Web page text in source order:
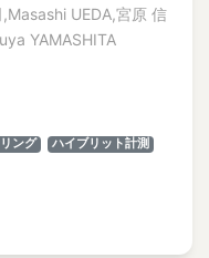
UEDA,宮原 信
YAMASHITA
ング
ハイブリット計測